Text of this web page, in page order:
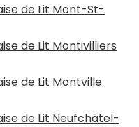
de Lit Mont-St-
de Lit Montivilliers
de Lit Montville
de Lit Neufchâtel-